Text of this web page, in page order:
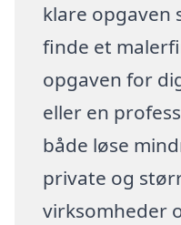
klare opgaven
finde et
opgaven for
eller en
både løse
private og
virksomheder